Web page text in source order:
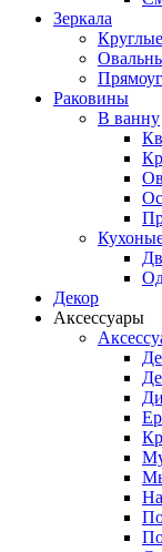
Зеркала
Круглые
Раковины
В ванну
Декор
Аксессуары